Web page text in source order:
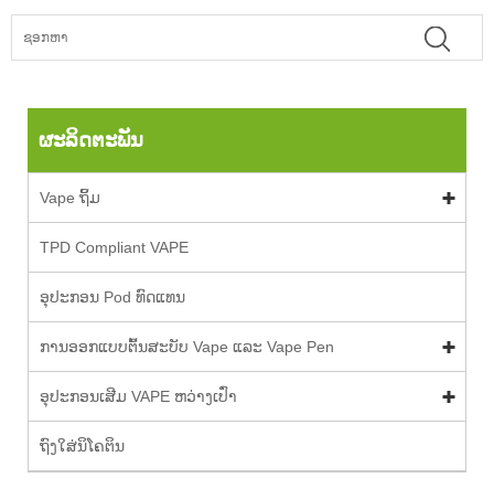
ຜະລິດຕະພັນ
Vape ຖິ້ມ
TPD Compliant VAPE
ອຸປະກອນ Pod ທົດແທນ
ການອອກແບບຕົ້ນສະບັບ Vape ແລະ Vape Pen
ອຸປະກອນເສີມ VAPE ຫວ່າງເປົ່າ
ຖົງໃສ່ນິໂຄຕິນ